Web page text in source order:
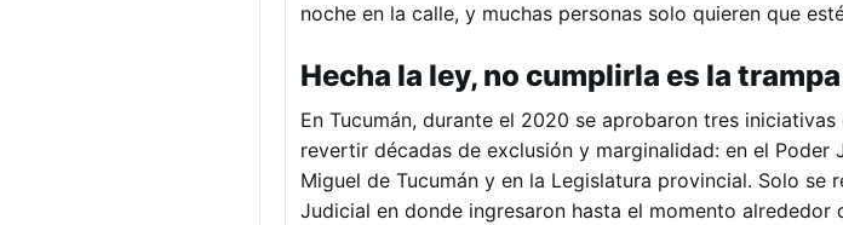
noche en la calle, y muchas personas solo quieren que
Hecha la ley, no cumplirla es la trampa
En Tucumán, durante el 2020 se aprobaron tres
revertir décadas de exclusión y marginalidad: en el Poder
Miguel de Tucumán y en la Legislatura provincial. Solo se
Judicial en donde ingresaron hasta el momento alrededor